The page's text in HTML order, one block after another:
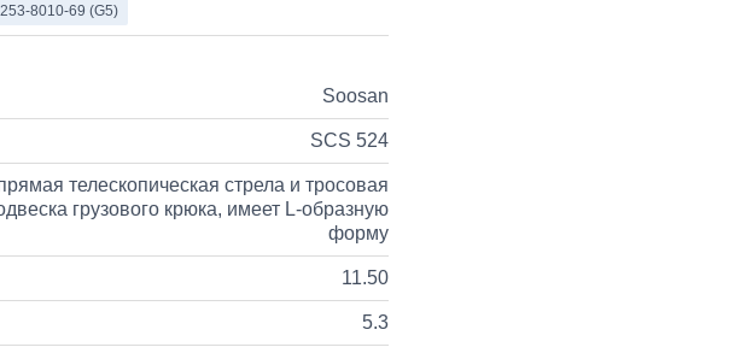
8010-69 (G5)
Soosan
SCS 524
телескопическая стрела и тросовая
грузового крюка, имеет L-образную
форму
11.50
5.3